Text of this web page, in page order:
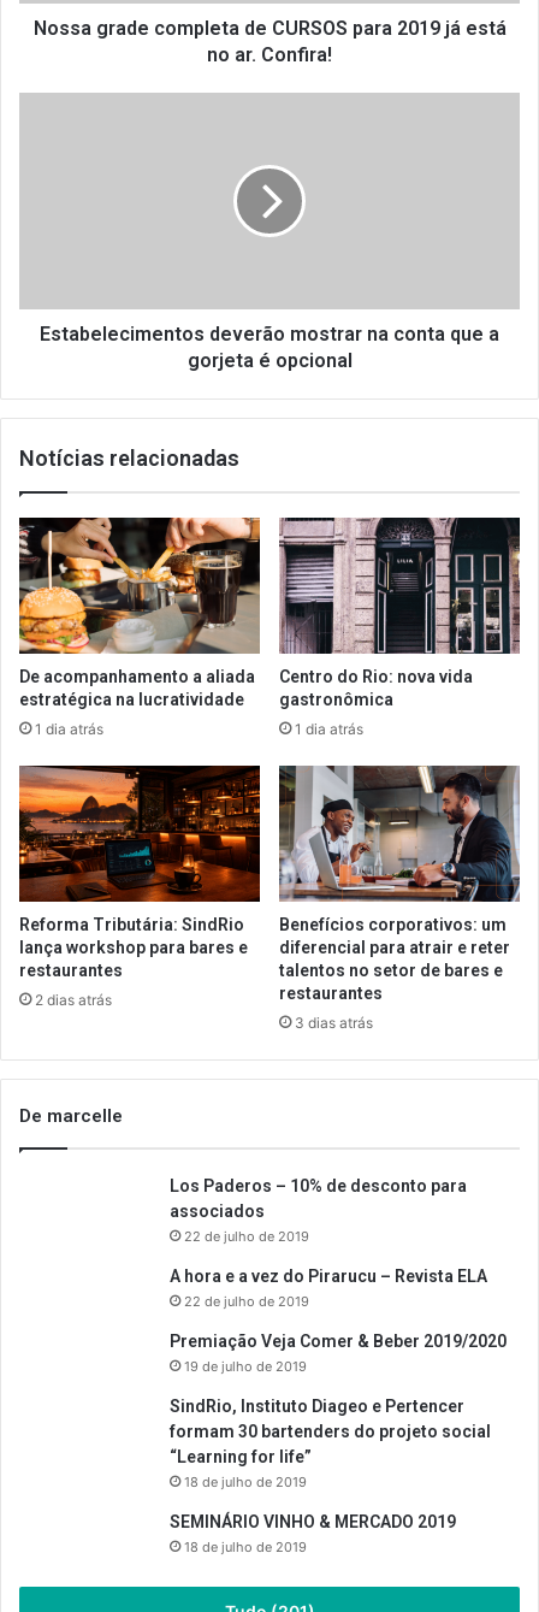
noNossa grade completa de CURSOS para 2019 já está
no ar. Confira!
opcional
Estabelecimentos deverão mostrar na conta que a
gorjeta é opcional
Notícias relacionadas
De acompanhamento a aliada
estratégica na lucratividade
1 dia atrás
Centro do Rio: nova vida
gastronômica
1 dia atrás
Reforma Tributária: SindRio
lança workshop para bares e
restaurantes
2 dias atrás
Benefícios corporativos: um
diferencial para atrair e reter
talentos no setor de bares e
restaurantes
3 dias atrás
De marcelle
Los Paderos – 10% de desconto para
associados
22 de julho de 2019
A hora e a vez do Pirarucu – Revista ELA
22 de julho de 2019
Premiação Veja Comer & Beber 2019/2020
19 de julho de 2019
SindRio, Instituto Diageo e Pertencer
formam 30 bartenders do projeto social
“Learning for life”
18 de julho de 2019
SEMINÁRIO VINHO & MERCADO 2019
18 de julho de 2019